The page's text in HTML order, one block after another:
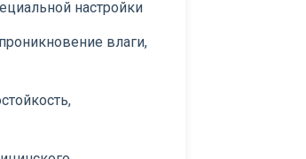
настройки
влаги,